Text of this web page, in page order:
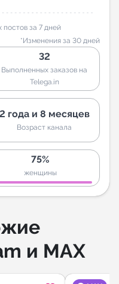
постов за 7 дней
*Изменения за 30 дней
32
Выполненных заказов на
Telega.in
2 года и 8 месяцев
Возраст канала
75%
женщины
и MAX